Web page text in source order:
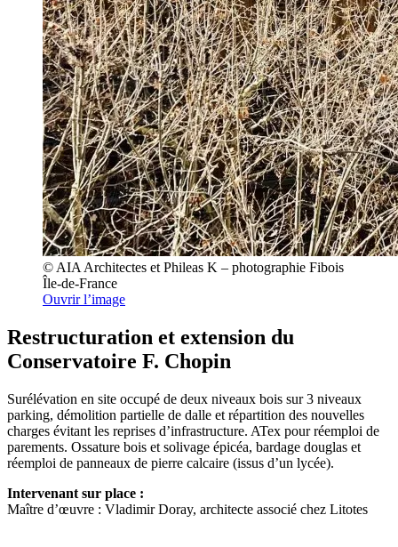
© AIA Architectes et Phileas K – photographie Fibois
Île-de-France
Ouvrir l’image
Restructuration et extension du
Conservatoire F. Chopin
Surélévation en site occupé de deux niveaux bois sur 3 niveaux
parking, démolition partielle de dalle et répartition des nouvelles
charges évitant les reprises d’infrastructure. ATex pour réemploi de
parements. Ossature bois et solivage épicéa, bardage douglas et
réemploi de panneaux de pierre calcaire (issus d’un lycée).
Intervenant sur place :
Maître d’œuvre : Vladimir Doray, architecte associé chez Litotes